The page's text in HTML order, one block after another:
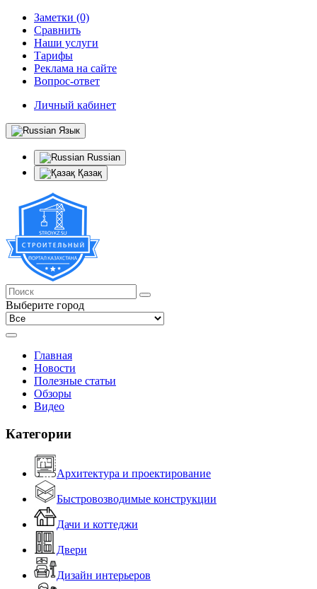
Заметки (0)
Сравнить
Наши услуги
Тарифы
Реклама на сайте
Вопрос-ответ
Личный кабинет
Язык
Russian
Қазақ
Выберите город
Главная
Новости
Полезные статьи
Обзоры
Видео
Категории
Архитектура и проектирование
Быстровозводимые конструкции
Дачи и коттеджи
Двери
Дизайн интерьеров